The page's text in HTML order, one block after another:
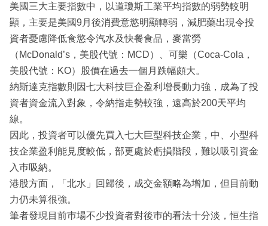
美國三大主要指數中，以道瓊斯工業平均指數的弱勢較明
顯，主要是美國9月後消費意慾明顯轉弱，減肥藥出現令投
資者憂慮降低食慾令汽水及快餐食品，麥當勞
（McDonald’s，美股代號：MCD）、可樂（Coca-Cola，
美股代號：KO）股價在過去一個月跌幅頗大。
納斯達克指數則因七大科技巨企盈利增長動力強，成為了投
資者資金流入對象，令納指走勢較強，遠高於200天平均
線。
因此，投資者可以優先買入七大巨型科技企業，中、小型科
技企業盈利能見度較低，部更處於虧損階段，難以吸引資金
入巿吸納。
港股方面，「北水」回歸後，成交金額略為增加，但目前動
力仍未算很強。
筆者發現目前巿場不少投資者對後巿的看法十分淡，恒生指